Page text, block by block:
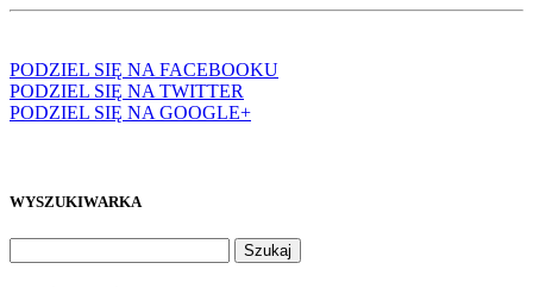
PODZIEL SIĘ NA FACEBOOKU
PODZIEL SIĘ NA TWITTER
PODZIEL SIĘ NA GOOGLE+
WYSZUKIWARKA